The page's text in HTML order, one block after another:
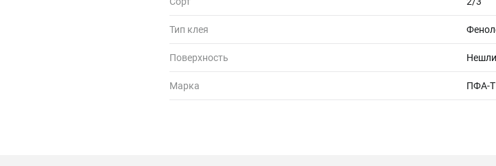
Тип клея
Поверхность
Марка ПФА-Т